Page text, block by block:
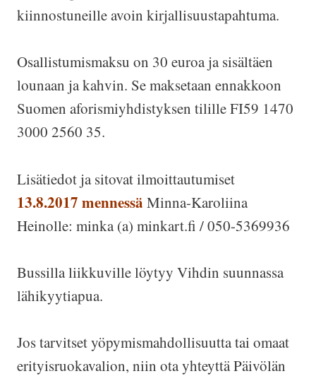
kiinnostuneille avoin kirjallisuustapahtuma.
Osallistumismaksu on 30 euroa ja sisältäen
lounaan ja kahvin. Se maksetaan ennakkoon
Suomen aforismiyhdistyksen tilille FI59 1470
3000 2560 35.
Lisätiedot ja sitovat ilmoittautumiset
13.8.2017 mennessä Minna-Karoliina
Heinolle: minka (a) minkart.fi / 050-5369936
Bussilla liikkuville löytyy Vihdin suunnassa
lähikyytiapua.
Jos tarvitset yöpymismahdollisuutta tai omaat
erityisruokavalion, niin ota yhteyttä Päivölän